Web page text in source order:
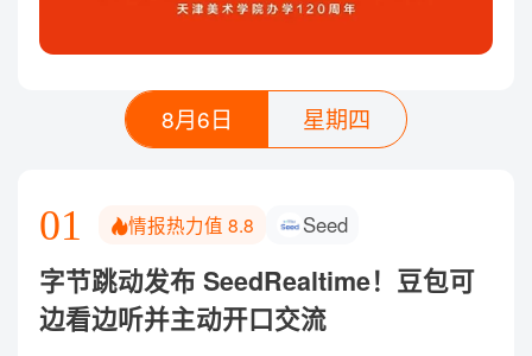
8月6日 星期四
01 情报热力值8.8 Seed
字节跳动发布 SeedRealtime！豆包可
边看边听并主动开口交流